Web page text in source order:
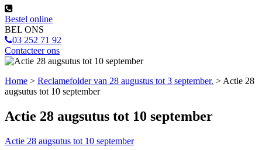
Bestel online
BEL ONS
03 252 71 92
Contacteer ons
Home > Reclamefolder van 28 augustus tot 3 september. > Actie 28
augsutus tot 10 september
Actie 28 augsutus tot 10 september
Actie 28 augsutus tot 10 september